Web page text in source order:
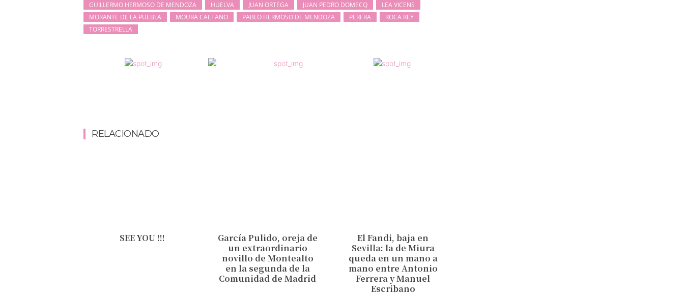
GUILLERMO HERMOSO DE MENDOZA
HUELVA JUAN ORTEGA JUAN PEDRO DOMECQ
LEA VICENS
MORANTE DE LA PUEBLA
MOURA CAETANO PABLO HERMOSO DE MENDOZA PERERA
ROCA REY
TORRESTRELLA
RELACIONADO
SEE YOU !!!
García Pulido, oreja de
un extraordinario
novillo de Montealto
en la segunda de la
Comunidad de Madrid
El Fandi, baja en
Sevilla: la de Miura
queda en un mano a
mano entre Antonio
Ferrera y Manuel
Escribano